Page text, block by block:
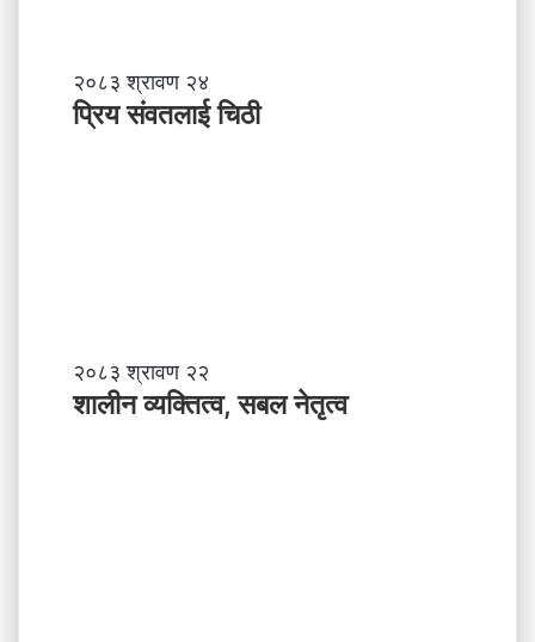
प्रि
य
२०८३ श्रावण २४
प्रिय संवतलाई चिठी
शा
ली
न
२०८३ श्रावण २२
शालीन व्यक्तित्व, सबल नेतृत्व